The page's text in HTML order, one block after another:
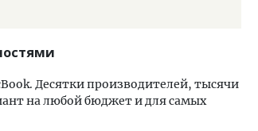
Десятки производителей, тысячи
на любой бюджет и для самых